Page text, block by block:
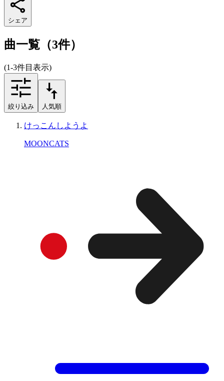
シェア
曲一覧（3件）
(1-3件目表示)
絞り込み 人気順
けっこんしようよ
MOONCATS